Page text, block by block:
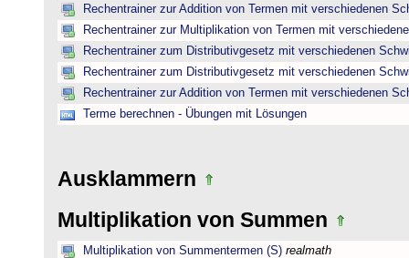
Rechentrainer zur Addition von Termen mit verschiedenen
Rechentrainer zur Multiplikation von Termen mit
Rechentrainer zum Distributivgesetz mit verschiedenen
Rechentrainer zum Distributivgesetz mit verschiedenen
Rechentrainer zur Addition von Termen mit verschiedenen
Terme berechnen - Übungen mit Lösungen
Ausklammern
Multiplikation von Summen
Multiplikation von Summentermen (S) realmath